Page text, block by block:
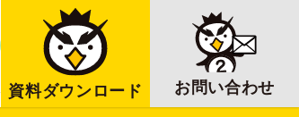
資料ダウンロード お問い合わせ